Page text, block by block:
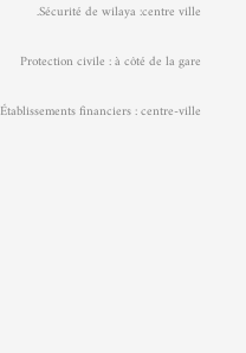
Sécurité de wilaya :centre ville.
Protection civile : à côté de la gare
Établissements financiers : centre-ville.